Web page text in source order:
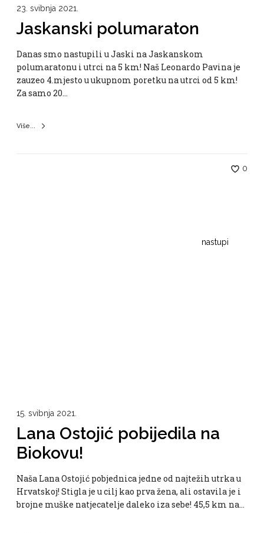
23. svibnja 2021.
Jaskanski polumaraton
Danas smo nastupili u Jaski na Jaskanskom
polumaratonu i utrci na 5 km! Naš Leonardo Pavina je
zauzeo 4.mjesto u ukupnom poretku na utrci od 5 km!
Za samo 20…
Više...
0
nastupi
15. svibnja 2021.
Lana Ostojić pobijedila na
Biokovu!
Naša Lana Ostojić pobjednica jedne od najtežih utrka u
Hrvatskoj! Stigla je u cilj kao prva žena, ali ostavila je i
brojne muške natjecatelje daleko iza sebe! 45,5 km na…